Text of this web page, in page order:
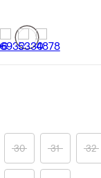
30 31 32